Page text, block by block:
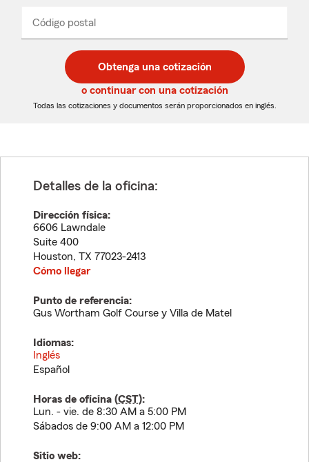
desplegable
Código postal
de
5
dígitos
de
5
dígitos
_____
Obtenga una cotización
o continuar con una cotización
Todas las cotizaciones y documentos serán proporcionados en inglés.
Detalles de la oficina:
Dirección física:
6606 Lawndale
Suite 400
Houston, TX 77023-2413
Cómo llegar
Punto de referencia:
Gus Wortham Golf Course y Villa de Matel
Idiomas:
Inglés
Español
Horas de oficina (CST):
Lun. - vie. de 8:30 AM a 5:00 PM
Sábados de 9:00 AM a 12:00 PM
Sitio web: